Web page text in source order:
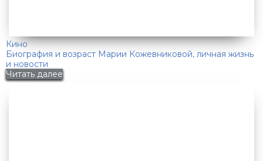
Кино
Биография и возраст Марии Кожевниковой, личная жизнь
и новости
Читать далее